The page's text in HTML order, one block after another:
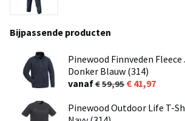
Bijpassende producten
Pinewood Finnveden Fleece
Donker Blauw (314)
vanaf
59,95
41,97
Pinewood Outdoor Life T-